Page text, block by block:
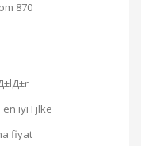
870
iyi Гјlke
fiyat